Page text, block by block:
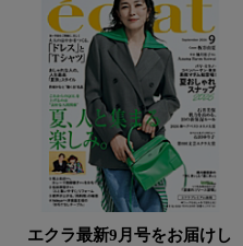
エクラ最新9月号をお届けし